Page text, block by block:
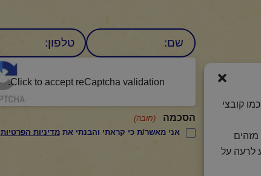
קובצי
מזהים
לרעה על
היומי
שם טלפון:
Click to accept reCaptcha validation.
הסכמה
(חובה)
אני מאשר/ת כי קראתי והבנתי אתמדיניות הפרטיות